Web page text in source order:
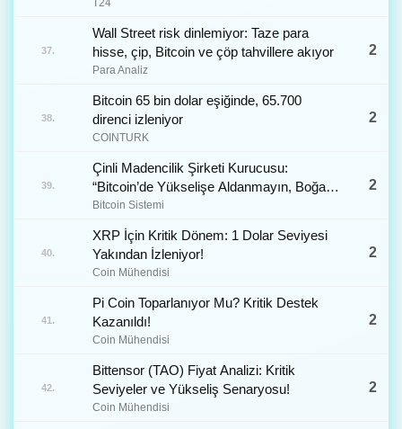
almayın
T24
37.
Wall Street risk dinlemiyor: Taze para
hisse, çip, Bitcoin ve çöp tahvillere akıyor
Para Analiz
2
38.
Bitcoin 65 bin dolar eşiğinde, 65.700
direnci izleniyor
COINTURK
2
39.
Çinli Madencilik Şirketi Kurucusu:
“Bitcoin’de Yükselişe Aldanmayın, Boğa
Başlamadı”
Bitcoin Sistemi
2
40.
XRP İçin Kritik Dönem: 1 Dolar Seviyesi
Yakından İzleniyor!
Coin Mühendisi
2
41.
Pi Coin Toparlanıyor Mu? Kritik Destek
Kazanıldı!
Coin Mühendisi
2
42.
Bittensor (TAO) Fiyat Analizi: Kritik
Seviyeler ve Yükseliş Senaryosu!
Coin Mühendisi
2